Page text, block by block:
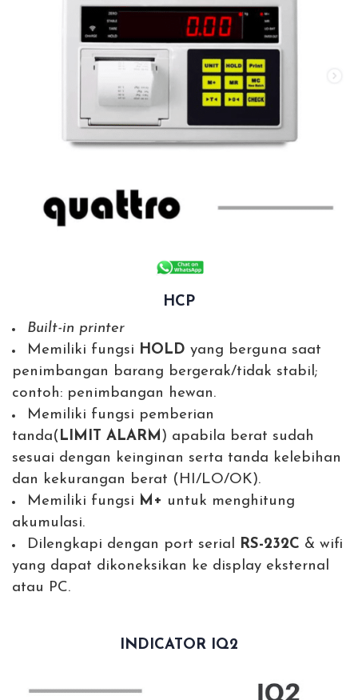
HCP
Built-in printer
Memiliki fungsi HOLD yang berguna saat
penimbangan barang bergerak/tidak stabil;
contoh: penimbangan hewan.
Memiliki fungsi pemberian
tanda( LIMIT ALARM ) apabila berat sudah
sesuai dengan keinginan serta tanda kelebihan
dan kekurangan berat (HI/LO/OK).
Memiliki fungsi M+ untuk menghitung
akumulasi.
Dilengkapi dengan port serial RS-232C & wifi
yang dapat dikoneksikan ke display eksternal
atau PC.
INDICATOR IQ2